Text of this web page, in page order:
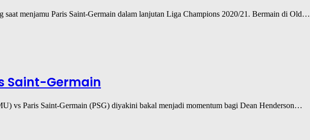
menjamu Paris Saint-Germain dalam lanjutan Liga Champions 2020/21. Bermain di Old…
Saint-Germain
vs Paris Saint-Germain (PSG) diyakini bakal menjadi momentum bagi Dean Henderson…